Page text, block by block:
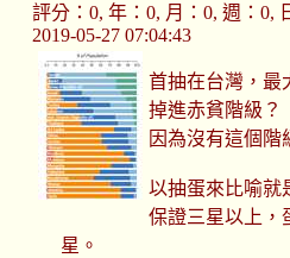
評分：0, 年：0, 月：0, 週：0,
2019-05-27 07:04:43
首抽在台灣，最
掉進赤貧階級？
因為沒有這個階
以抽蛋來比喻就
保證三星以上，
星。